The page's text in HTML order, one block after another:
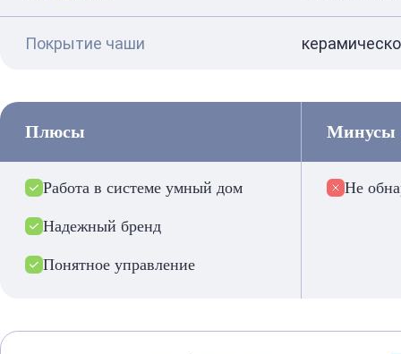
Покрытие чаши
Плюсы
Работа в системе умный дом
Надежный бренд
Понятное управление
Минусы
Не